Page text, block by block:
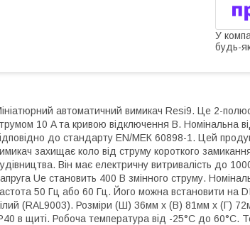
У
будь-
автоматичний вимикач Resi9. Це 2-
10 A та кривою відключення В. Номінальна
до стандарту EN/МЕК 60898-1. Цей
захищає коло від струму короткого
Він має електричну витривалість до
Ue становить 400 В змінного струму.
50 Гц або 60 Гц. Його можна встановити на
(RAL9003). Розміри (Ш) 36мм х (В) 81мм х (Г)
в щиті. Робоча температура від -25°C до 60°C.